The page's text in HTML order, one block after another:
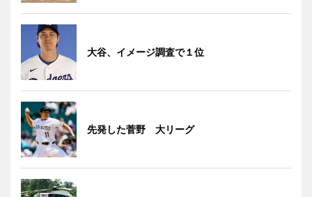
大谷、イメージ調査で１位
先発した菅野 大リーグ